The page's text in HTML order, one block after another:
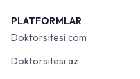
PLATFORMLAR
Doktorsitesi.com
Doktorsitesi.az